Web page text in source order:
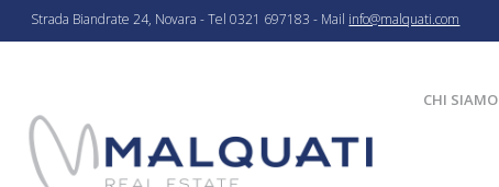
Strada Biandrate 24, Novara - Tel 0321 697183 - Mail info@malquati.com
CHI SIAMO